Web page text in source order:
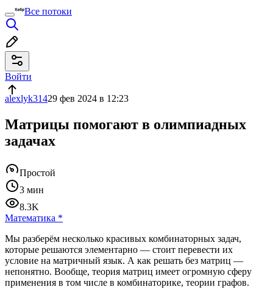
Все потоки
Войти
alexlyk31429 фев 2024 в 12:23
Матрицы помогают в олимпиадных
задачах
Простой
3 мин
8.3K
Математика *
Мы разберём несколько красивых комбинаторных задач,
которые решаются элементарно — стоит перевести их
условие на матричный язык. А как решать без матриц —
непонятно. Вообще, теория матриц имеет огромную сферу
применения в том числе в комбинаторике, теории графов.